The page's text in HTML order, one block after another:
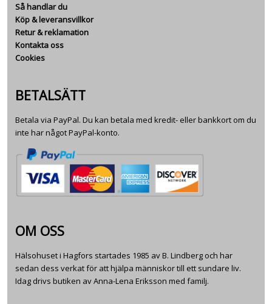
Så handlar du
Köp & leveransvillkor
Retur & reklamation
Kontakta oss
Cookies
BETALSÄTT
Betala via PayPal. Du kan betala med kredit- eller bankkort om du
inte har något PayPal-konto.
OM OSS
Hälsohuset i Hagfors startades 1985 av B. Lindberg och har
sedan dess verkat för att hjälpa människor till ett sundare liv.
Idag drivs butiken av Anna-Lena Eriksson med familj.